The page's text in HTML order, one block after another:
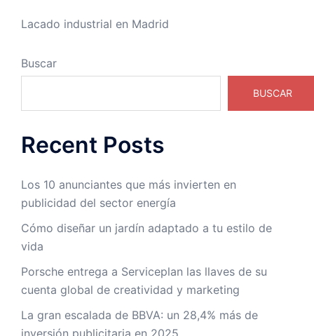
Lacado industrial en Madrid
Buscar
BUSCAR
Recent Posts
Los 10 anunciantes que más invierten en
publicidad del sector energía
Cómo diseñar un jardín adaptado a tu estilo de
vida
Porsche entrega a Serviceplan las llaves de su
cuenta global de creatividad y marketing
La gran escalada de BBVA: un 28,4% más de